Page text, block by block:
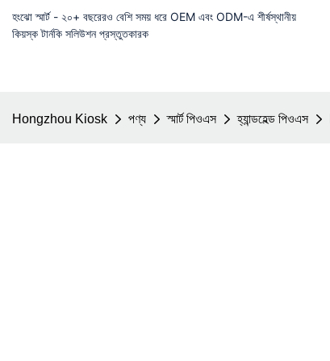
হংঝো স্মার্ট - ২০+ বছরেরও বেশি সময় ধরে OEM এবং ODM-এ শীর্ষস্থানীয়
কিয়স্ক টার্নকি সলিউশন প্রস্তুতকারক
Hongzhou Kiosk পণ্য স্মার্ট পিওএস হ্যান্ডহেল্ড পিওএস